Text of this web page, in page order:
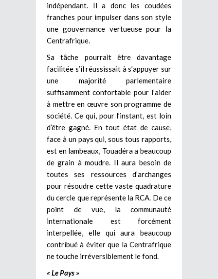
indépendant. Il a donc les coudées
franches pour impulser dans son style
une gouvernance vertueuse pour la
Centrafrique.
Sa tâche pourrait être davantage
facilitée s’il réussissait à s’appuyer sur
une majorité parlementaire
suffisamment confortable pour l’aider
à mettre en œuvre son programme de
société. Ce qui, pour l’instant, est loin
d’être gagné. En tout état de cause,
face à un pays qui, sous tous rapports,
est en lambeaux, Touadéra a beaucoup
de grain à moudre. Il aura besoin de
toutes ses ressources d’archanges
pour résoudre cette vaste quadrature
du cercle que représente la RCA. De ce
point de vue, la communauté
internationale est forcément
interpellée, elle qui aura beaucoup
contribué à éviter que la Centrafrique
ne touche irréversiblement le fond.
« Le Pays »